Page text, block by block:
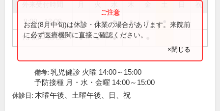
祝
9:00～12:00 ● ● ● ● ●
15:00～18:00 ● ● ●
お盆(8月中旬)は休診・休業の場合があります。来院前
に必ず医療機関に直接ご確認ください。
×閉じる
備考: 乳児健診 火曜 14:00～15:00
予防接種 月・水・金曜 14:00～15:00
休診日: 木曜午後、土曜午後、日、祝